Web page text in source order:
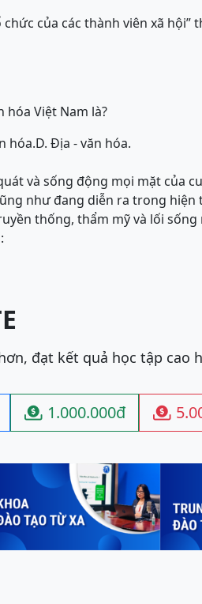
của các thành viên xã hội”
Việt Nam là?
hóa.D. Địa - văn hóa.
và sống động mọi mặt của
như đang diễn ra trong hiện
thống, thẩm mỹ và lối
đạt kết quả học tập cao
 1.000.000đ 